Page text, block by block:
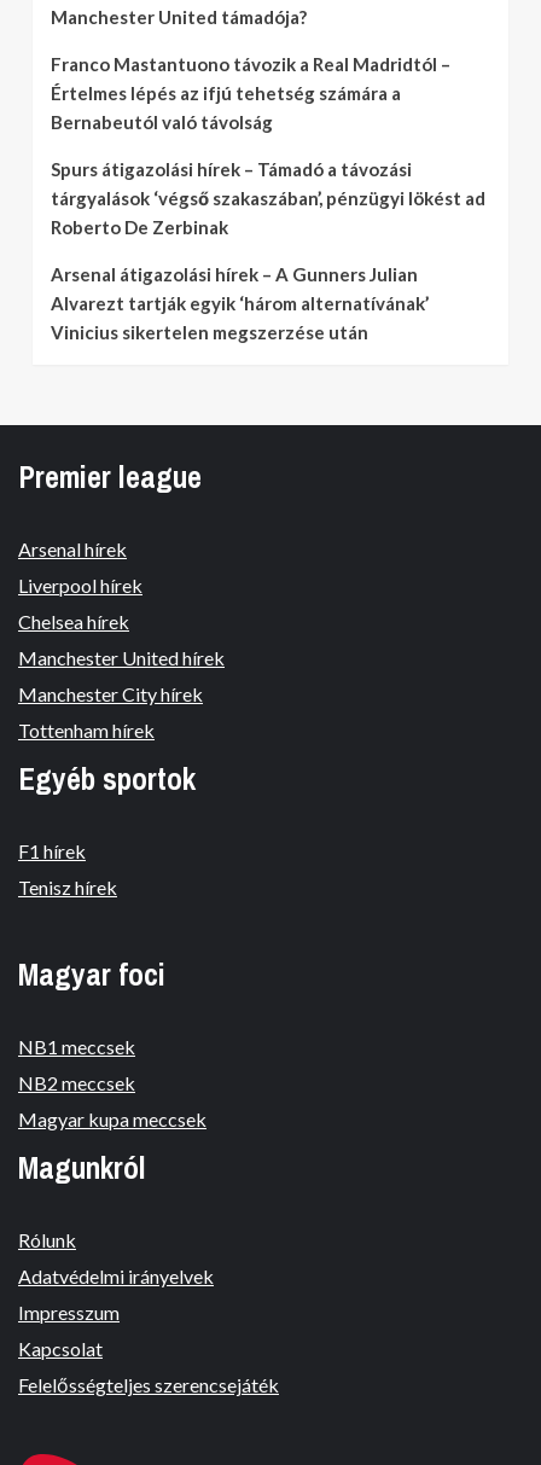
Manchester United támadója?
Franco Mastantuono távozik a Real Madridtól –
Értelmes lépés az ifjú tehetség számára a
Bernabeutól való távolság
Spurs átigazolási hírek – Támadó a távozási
tárgyalások ‘végső szakaszában’, pénzügyi lökést ad
Roberto De Zerbinak
Arsenal átigazolási hírek – A Gunners Julian
Alvarezt tartják egyik ‘három alternatívának’
Vinicius sikertelen megszerzése után
Premier league
Arsenal hírek
Liverpool hírek
Chelsea hírek
Manchester United hírek
Manchester City hírek
Tottenham hírek
Egyéb sportok
F1 hírek
Tenisz hírek
Magyar foci
NB1 meccsek
NB2 meccsek
Magyar kupa meccsek
Magunkról
Rólunk
Adatvédelmi irányelvek
Impresszum
Kapcsolat
Felelősségteljes szerencsejáték